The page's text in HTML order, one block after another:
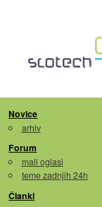
Novice
arhiv
Forum
mali oglasi
teme zadnjih 24h
Članki